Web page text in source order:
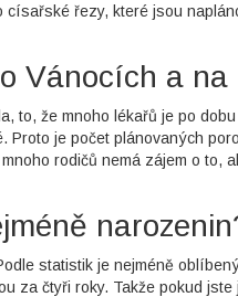
řezy, které jsou
Vánocích a na
to, že mnoho lékařů je po
Proto je počet plánovaných
rodičů nemá zájem o
statistik je nejméně
za čtyři roky. Takže pokud